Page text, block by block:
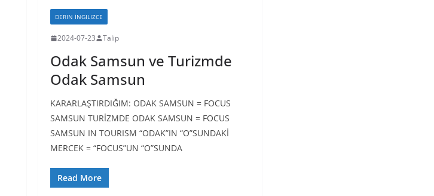
DERIN İNGILIZCE
2024-07-23 Talip
Odak Samsun ve Turizmde
Odak Samsun
KARARLAŞTIRDIĞIM: ODAK SAMSUN = FOCUS
SAMSUN TURİZMDE ODAK SAMSUN = FOCUS
SAMSUN IN TOURISM “ODAK”IN “O”SUNDAKİ
MERCEK = “FOCUS”UN “O”SUNDA
Read More